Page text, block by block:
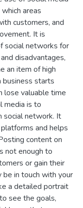
areas
customers, and
It is
social networks for
disadvantages,
an item of high
business starts
lose valuable time
media is to
social network. It
and helps
content on
not enough to
or gain their
in touch with your
a detailed portrait
see the goals,